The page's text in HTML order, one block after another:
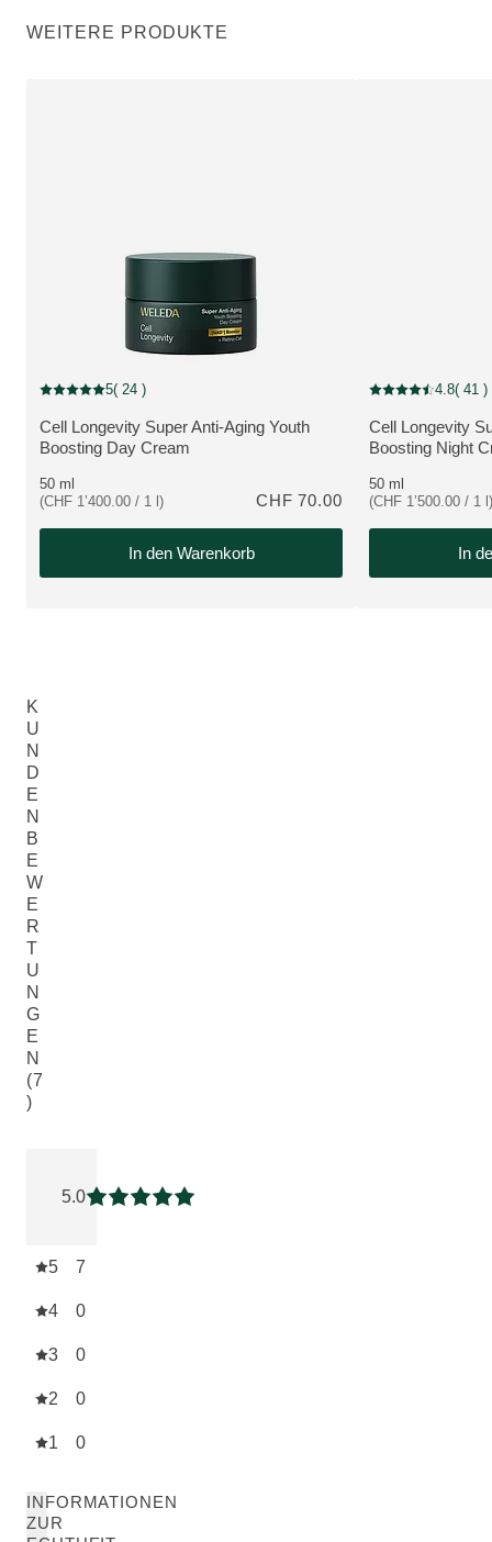
WEITERE PRODUKTE
MEHR ZUM PRODUKT:
Cell Longevity Super Anti-Aging Youth
Boosting Day Cream
Aktuelle Bewertung: 5 von 5 Sternen bewertet von 24 Kunden
5( 24 )
50 ml
(CHF 1’400.00 / 1 l)
CHF 70.00
In den Warenkorb
MEHR ZUM
Cell Longevity
Boosting Night
Aktuelle 4.8( 41 )
50 ml
(CHF 1’500.00 / 1 l)
In
K
U
N
D
E
N
B
E
W
E
R
T
U
N
G
E
N
(7
)
5.0
Aktuelle Bewertung: 5 von 5 Sternen
5 7
4 0
3 0
2 0
1 0
INFORMATIONEN
ZUR